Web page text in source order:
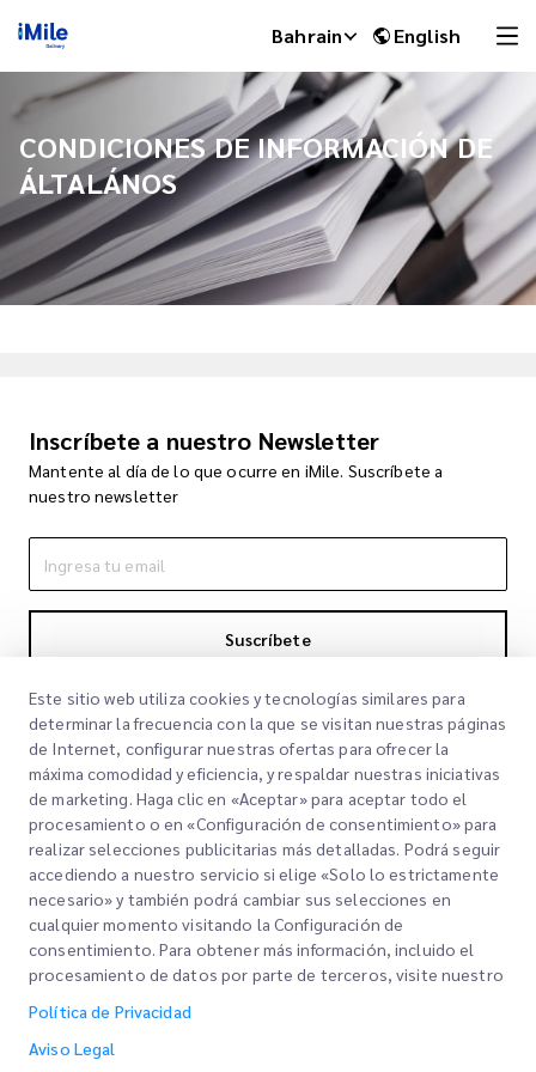
Bahrain English
CONDICIONES DE INFORMACIÓN DE
ÁLTALÁNOS
Inscríbete a nuestro Newsletter
Mantente al día de lo que ocurre en iMile. Suscríbete a
nuestro newsletter
Suscríbete
Al suscribirte aceptas nuestra Política de Privacidad Política de
Privacidad
Links Rápidos
Oficinas
Solicitar una cotización
Corporativo
Sobre nosotros
Nuestros Servicios
Este sitio web utiliza cookies y tecnologías similares para
determinar la frecuencia con la que se visitan nuestras páginas
de Internet, configurar nuestras ofertas para ofrecer la
máxima comodidad y eficiencia, y respaldar nuestras iniciativas
de marketing. Haga clic en «Aceptar» para aceptar todo el
procesamiento o en «Configuración de consentimiento» para
realizar selecciones publicitarias más detalladas. Podrá seguir
accediendo a nuestro servicio si elige «Solo lo estrictamente
necesario» y también podrá cambiar sus selecciones en
cualquier momento visitando la Configuración de
consentimiento. Para obtener más información, incluido el
procesamiento de datos por parte de terceros, visite nuestro
Política de Privacidad
Aviso Legal